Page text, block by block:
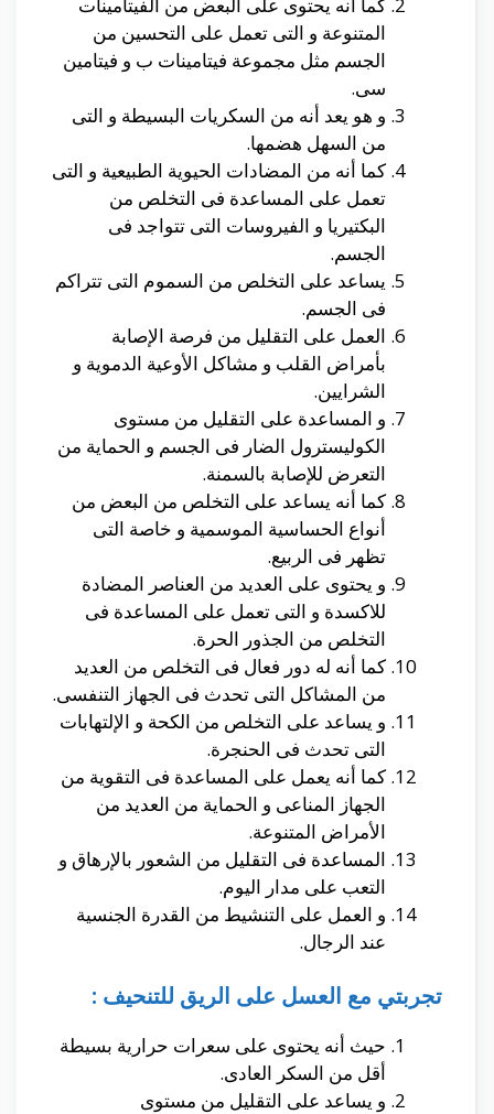
المتنوعة و التى تعمل على التحسين من
الجسم مثل مجموعة فيتامينات ب و فيتامين
سى.
و هو يعد أنه من السكريات البسيطة و التى
من السهل هضمها.
كما أنه من المضادات الحيوية الطبيعية و التى
تعمل على المساعدة فى التخلص من
البكتيريا و الفيروسات التى تتواجد فى
الجسم.
يساعد على التخلص من السموم التى تتراكم
فى الجسم.
العمل على التقليل من فرصة الإصابة
بأمراض القلب و مشاكل الأوعية الدموية و
الشرايين.
و المساعدة على التقليل من مستوى
الكوليسترول الضار فى الجسم و الحماية من
التعرض للإصابة بالسمنة.
كما أنه يساعد على التخلص من البعض من
أنواع الحساسية الموسمية و خاصة التى
تظهر فى الربيع.
و يحتوى على العديد من العناصر المضادة
للاكسدة و التى تعمل على المساعدة فى
التخلص من الجذور الحرة.
كما أنه له دور فعال فى التخلص من العديد
من المشاكل التى تحدث فى الجهاز التنفسى.
و يساعد على التخلص من الكحة و الإلتهابات
التى تحدث فى الحنجرة.
كما أنه يعمل على المساعدة فى التقوية من
الجهاز المناعى و الحماية من العديد من
الأمراض المتنوعة.
المساعدة فى التقليل من الشعور بالإرهاق و
التعب على مدار اليوم.
و العمل على التنشيط من القدرة الجنسية
عند الرجال.
تجربتي مع العسل على الريق للتنحيف :
حيث أنه يحتوى على سعرات حرارية بسيطة
أقل من السكر العادى.
و يساعد على التقليل من مستوى